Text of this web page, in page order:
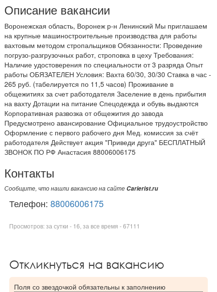
Описание вакансии
Воронежская область, Воронеж р-н Ленинский Мы приглашаем
на крупные машиностроительные производства для работы
вахтовым методом стропальщиков Обязанности: Проведение
погрузо-разгрузочных работ, строповка в цеху Требования:
Наличие удостоверения по специальности от 3 разряда Опыт
работы ОБЯЗАТЕЛЕН Условия: Вахта 60/30, 30/30 Ставка в час -
265 руб. (табелируется по 11,5 часов) Проживание в
общежитиях за счет работодателя Заселение в день прибытия
на вахту Дотации на питание Спецодежда и обувь выдаются
Корпоративная развозка от общежития до завода
Предусмотрено авансирование Официальное трудоустройство
Оформление с первого рабочего дня Мед. комиссия за счёт
работодателя Действует акция "Приведи друга" БЕСПЛАТНЫЙ
ЗВОНОК ПО РФ Анастасия 88006006175
Контакты
Сообщите, что нашли вакансию на сайте Carierist.ru
Телефон: 88006006175
Просмотров: за сутки - 16, за все время - 67111
Откликнуться на вакансию
Поля со звездочкой обязательны к заполнению